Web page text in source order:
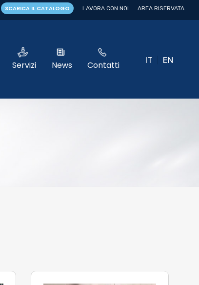
SCARICA IL CATALOGO LAVORA CON NOI AREA RISERVATA
Servizi News Contatti IT EN